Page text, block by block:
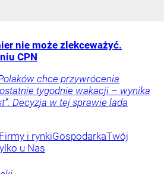
nie może zlekceważyć.
CPN
chce przywrócenia
tygodnie wakacji – wynika
Decyzja w tej sprawie lada
Firmy i rynkiGospodarkaTwój
u Nas